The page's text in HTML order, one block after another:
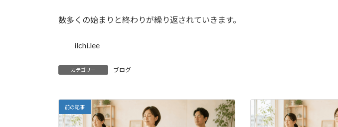
数多くの始まりと終わりが繰り返されていきます。
ilchi.lee
カテゴリー ブログ
前の記事